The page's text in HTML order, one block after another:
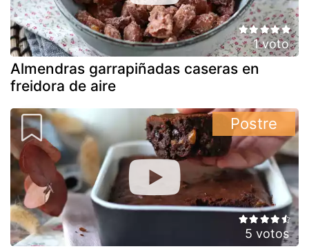
1 voto
Almendras garrapiñadas caseras en
freidora de aire
5 votos
Postre